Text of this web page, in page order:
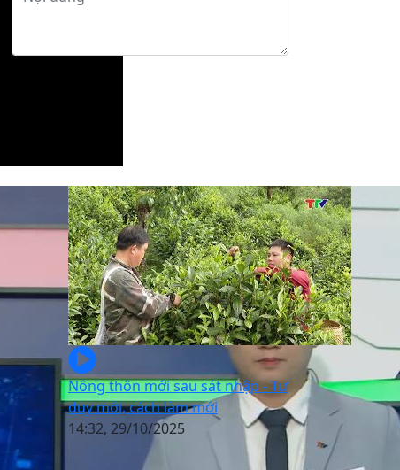
Nông thôn mới sau sát nhập - Tư
duy mới, cách làm mới
14:32, 29/10/2025